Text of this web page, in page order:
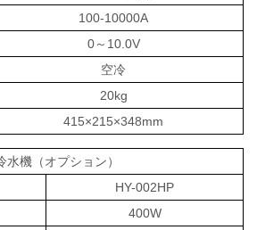
100-10000A
0～10.0V
空冷
20kg
415×215×348mm
水機（オプション）
HY-002HP
400W